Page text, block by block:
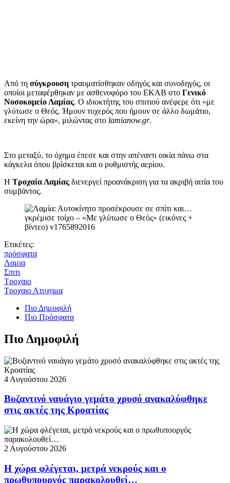
Από τη σύγκρουση τραυματίσθηκαν οδηγός και συνοδηγός, οι
οποίοι μεταφέρθηκαν με ασθενοφόρο του ΕΚΑΒ στο Γενικό
Νοσοκομείο Λαμίας. Ο ιδιοκτήτης του σπιτιού ανέφερε ότι «με
γλύτωσε ο Θεός. Ήμουν τυχερός που ήμουν σε άλλο δωμάτιο,
εκείνη την ώρα», μιλώντας στο lamianow.gr.
Στο μεταξύ, το όχημα έπεσε και στην απέναντι οικία πάνω στα
κάγκελα όπου βρίσκεται και ο ρυθμιστής αερίου.
Η Τροχαία Λαμίας διενεργεί προανάκριση για τα ακριβή αιτία του
συμβάντος.
Ετικέτες:
πρόσφατα
Λαμια
Σπιτι
Τροχαιο
Τροχαιο Ατυχημα
Πιο Δημοφιλή
Πιο Πρόσφατα
Πιο Δημοφιλή
4 Αυγούστου 2026
Βυζαντινό ναυάγιο γεμάτο χρυσό ανακαλύφθηκε
στις ακτές της Κροατίας
2 Αυγούστου 2026
Η χώρα φλέγεται, μετρά νεκρούς και ο
πρωθυπουργός παρακολουθεί…